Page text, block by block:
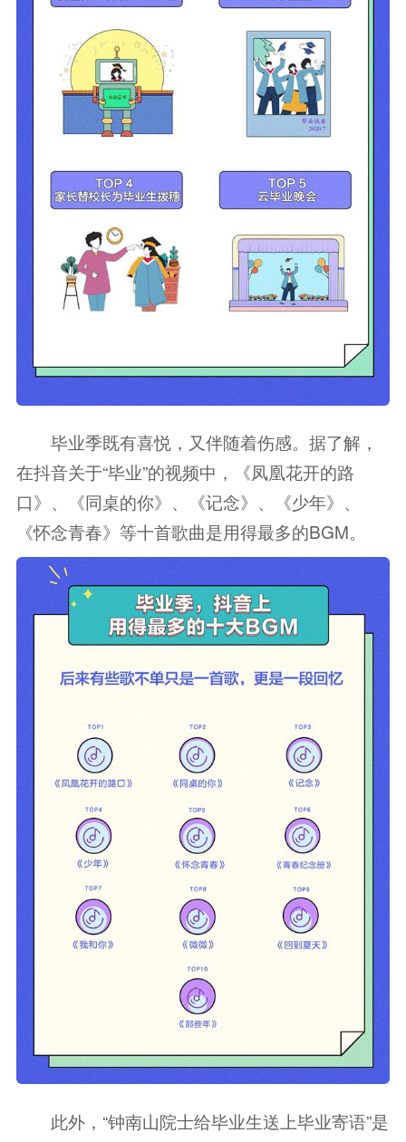
毕业季既有喜悦，又伴随着伤感。据了解，
在抖音关于“毕业”的视频中，《凤凰花开的路
口》、《同桌的你》、《记念》、《少年》、
《怀念青春》等十首歌曲是用得最多的BGM。
此外，“钟南山院士给毕业生送上毕业寄语”是